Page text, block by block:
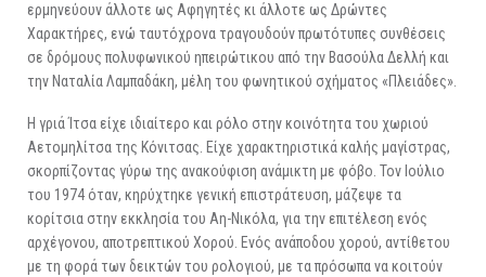
ερμηνεύουν άλλοτε ως Αφηγητές κι άλλοτε ως Δρώντες
Χαρακτήρες, ενώ ταυτόχρονα τραγουδούν πρωτότυπες συνθέσεις
σε δρόμους πολυφωνικού ηπειρώτικου από την Βασούλα Δελλή και
την Ναταλία Λαμπαδάκη, μέλη του φωνητικού σχήματος «Πλειάδες».
Η γριά Ίτσα είχε ιδιαίτερο και ρόλο στην κοινότητα του χωριού
Αετομηλίτσα της Κόνιτσας. Είχε χαρακτηριστικά καλής μαγίστρας,
σκορπίζοντας γύρω της ανακούφιση ανάμικτη με φόβο. Τον Ιούλιο
του 1974 όταν, κηρύχτηκε γενική επιστράτευση, μάζεψε τα
κορίτσια στην εκκλησία του Αη-Νικόλα, για την επιτέλεση ενός
αρχέγονου, αποτρεπτικού Χορού. Ενός ανάποδου χορού, αντίθετου
με τη φορά των δεικτών του ρολογιού, με τα πρόσωπα να κοιτούν